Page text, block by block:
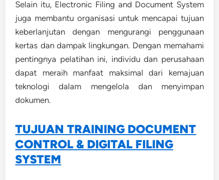
Selain itu, Electronic Filing and Document System
juga membantu organisasi untuk mencapai tujuan
keberlanjutan dengan mengurangi penggunaan
kertas dan dampak lingkungan. Dengan memahami
pentingnya pelatihan ini, individu dan perusahaan
dapat meraih manfaat maksimal dari kemajuan
teknologi dalam mengelola dan menyimpan
dokumen.
TUJUAN TRAINING DOCUMENT
CONTROL & DIGITAL FILING
SYSTEM